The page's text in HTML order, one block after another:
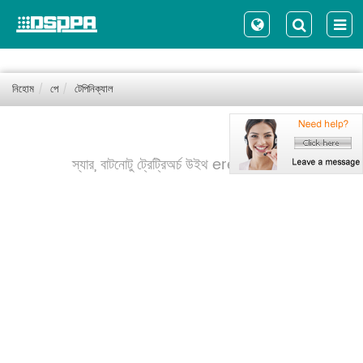
নিহোম পে টেপিনিক্যাল
স্যার, বাটনোটু ট্রেট্রিঅর্চ উইথ erent erent